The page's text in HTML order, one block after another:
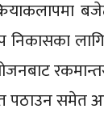
निकासका
पठाउन समेत